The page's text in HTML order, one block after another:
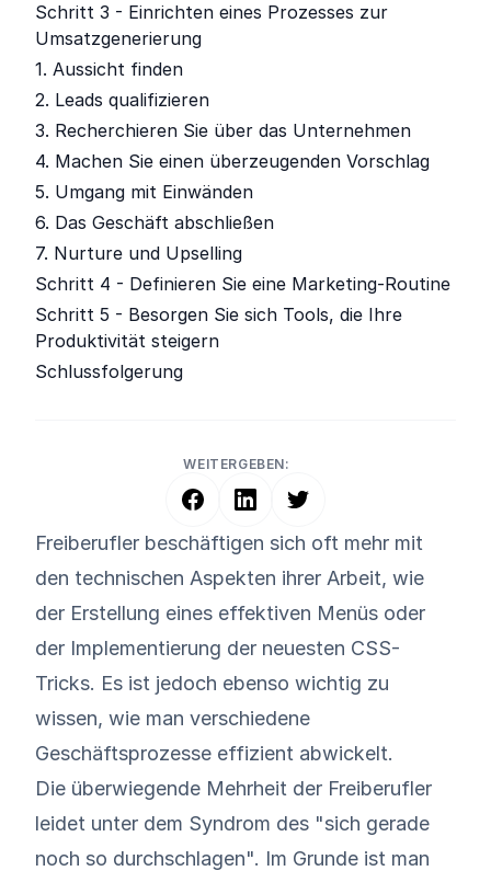
Schritt 3 - Einrichten eines Prozesses zur
Umsatzgenerierung
1. Aussicht finden
2. Leads qualifizieren
3. Recherchieren Sie über das Unternehmen
4. Machen Sie einen überzeugenden Vorschlag
5. Umgang mit Einwänden
6. Das Geschäft abschließen
7. Nurture und Upselling
Schritt 4 - Definieren Sie eine Marketing-Routine
Schritt 5 - Besorgen Sie sich Tools, die Ihre
Produktivität steigern
Schlussfolgerung
WEITERGEBEN:
Freiberufler beschäftigen sich oft mehr mit
den technischen Aspekten ihrer Arbeit, wie
der Erstellung eines effektiven Menüs oder
der Implementierung der neuesten CSS-
Tricks. Es ist jedoch ebenso wichtig zu
wissen, wie man verschiedene
Geschäftsprozesse effizient abwickelt.
Die überwiegende Mehrheit der Freiberufler
leidet unter dem Syndrom des "sich gerade
noch so durchschlagen". Im Grunde ist man